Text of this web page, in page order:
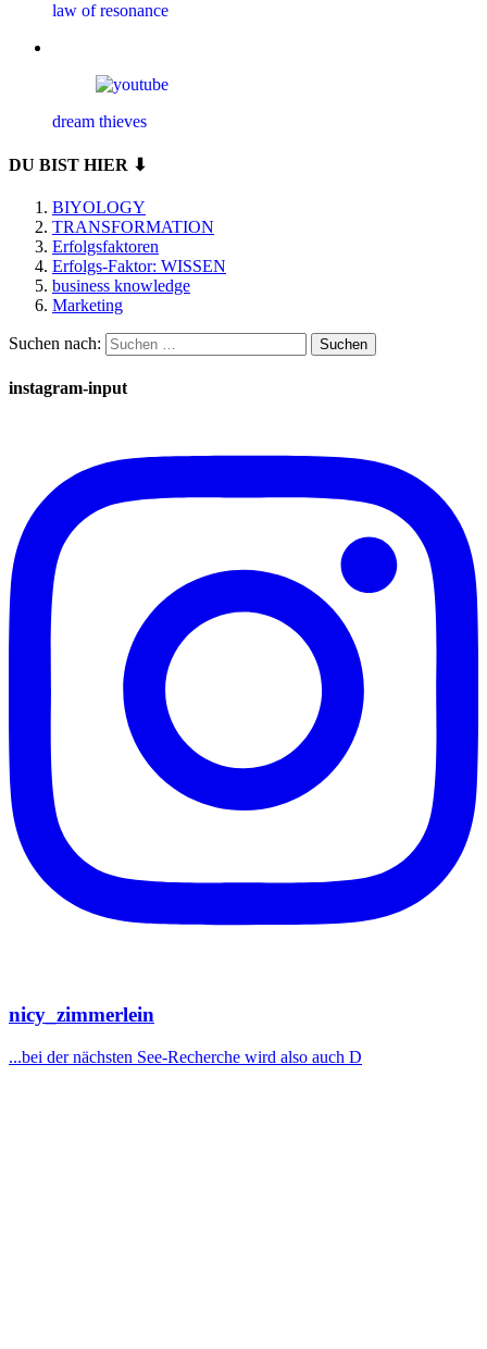
law of resonance
dream thieves
DU BIST HIER ⬇
BIYOLOGY
TRANSFORMATION
Erfolgsfaktoren
Erfolgs-Faktor: WISSEN
business knowledge
Marketing
Suchen nach:
instagram-input
nicy_zimmerlein
...bei der nächsten See-Recherche wird also auch D